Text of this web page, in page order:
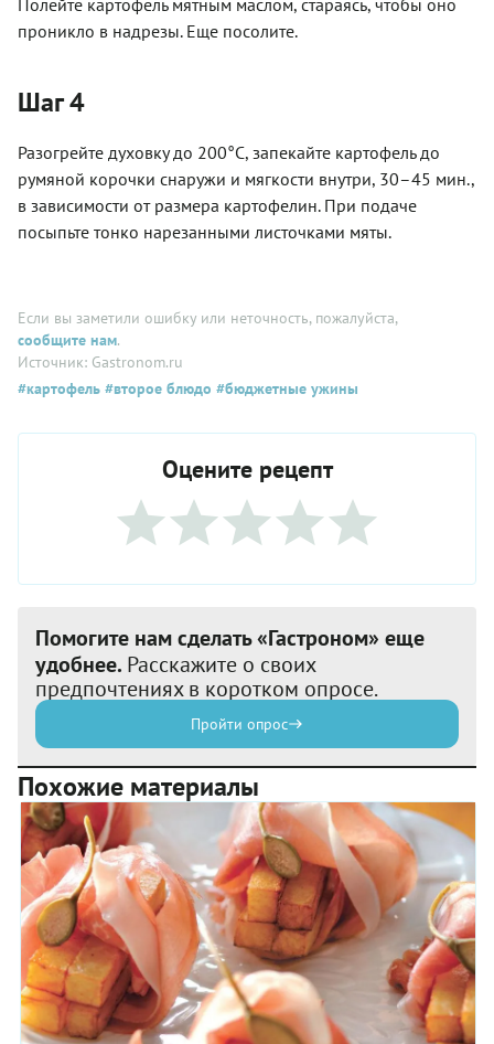
Полейте картофель мятным маслом, стараясь, чтобы оно
проникло в надрезы. Еще посолите.
Шаг 4
Разогрейте духовку до 200°С, запекайте картофель до
румяной корочки снаружи и мягкости внутри, 30–45 мин.,
в зависимости от размера картофелин. При подаче
посыпьте тонко нарезанными листочками мяты.
Если вы заметили ошибку или неточность, пожалуйста,
сообщите нам.
Источник: Gastronom.ru
#картофель #второе блюдо #бюджетные ужины
Оцените рецепт
Помогите нам сделать «Гастроном» еще
удобнее. Расскажите о своих
предпочтениях в коротком опросе.
Пройти опрос
Похожие материалы